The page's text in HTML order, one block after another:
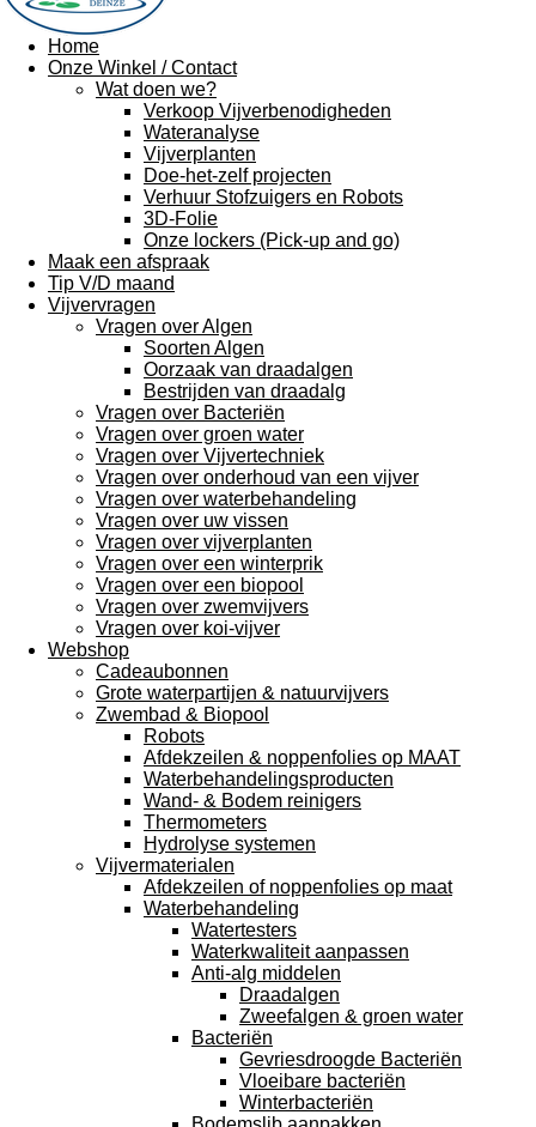
Home
Onze Winkel / Contact
Wat doen we?
Verkoop Vijverbenodigheden
Wateranalyse
Vijverplanten
Doe-het-zelf projecten
Verhuur Stofzuigers en Robots
3D-Folie
Onze lockers (Pick-up and go)
Maak een afspraak
Tip V/D maand
Vijvervragen
Vragen over Algen
Soorten Algen
Oorzaak van draadalgen
Bestrijden van draadalg
Vragen over Bacteriën
Vragen over groen water
Vragen over Vijvertechniek
Vragen over onderhoud van een vijver
Vragen over waterbehandeling
Vragen over uw vissen
Vragen over vijverplanten
Vragen over een winterprik
Vragen over een biopool
Vragen over zwemvijvers
Vragen over koi-vijver
Webshop
Cadeaubonnen
Grote waterpartijen & natuurvijvers
Zwembad & Biopool
Robots
Afdekzeilen & noppenfolies op MAAT
Waterbehandelingsproducten
Wand- & Bodem reinigers
Thermometers
Hydrolyse systemen
Vijvermaterialen
Afdekzeilen of noppenfolies op maat
Waterbehandeling
Watertesters
Waterkwaliteit aanpassen
Anti-alg middelen
Draadalgen
Zweefalgen & groen water
Bacteriën
Gevriesdroogde Bacteriën
Vloeibare bacteriën
Winterbacteriën